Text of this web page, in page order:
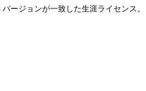
ージョンが一致した生涯ライセンス。